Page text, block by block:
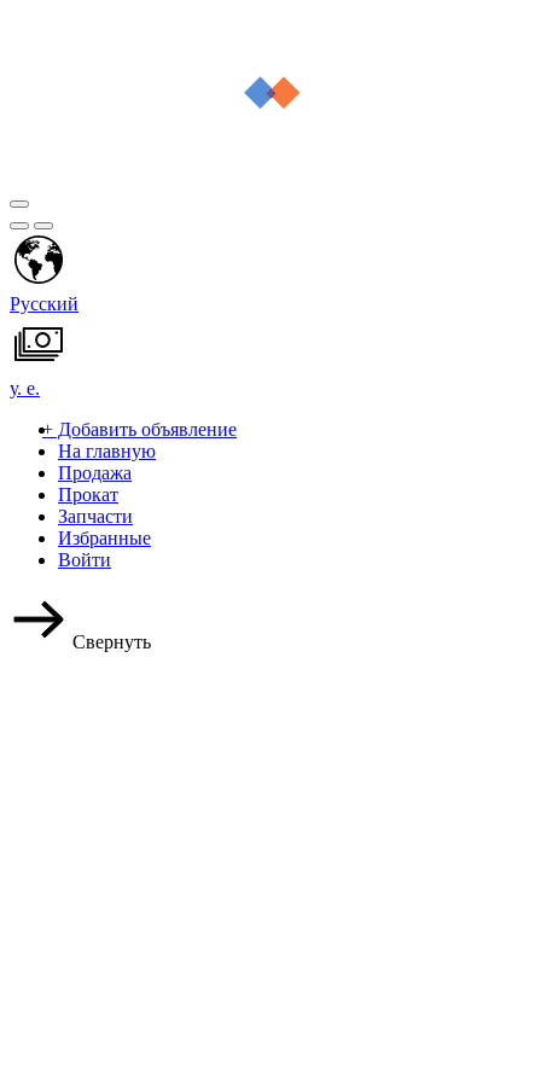
Русский
у. е.
+ Добавить объявление
На главную
Продажа
Прокат
Запчасти
Избранные
Войти
Свернуть